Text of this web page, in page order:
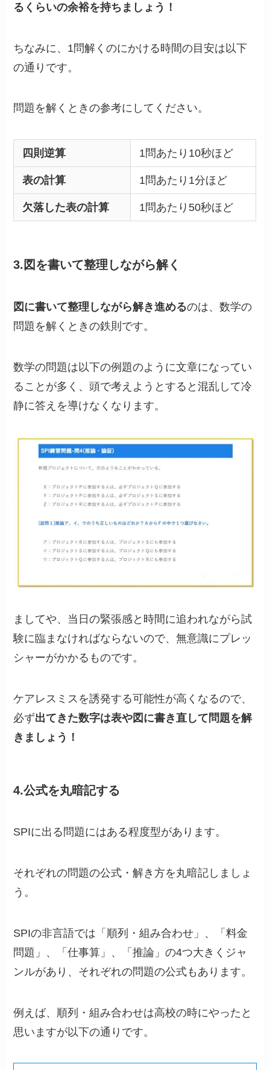
るくらいの余裕を持ちましょう！
ちなみに、1問解くのにかける時間の目安は以下
の通りです。
問題を解くときの参考にしてください。
四則逆算 1問あたり10秒ほど
表の計算 1問あたり1分ほど
欠落した表の計算 1問あたり50秒ほど
3.図を書いて整理しながら解く
図に書いて整理しながら解き進めるのは、数学の
問題を解くときの鉄則です。
数学の問題は以下の例題のように文章になってい
ることが多く、頭で考えようとすると混乱して冷
静に答えを導けなくなります。
ましてや、当日の緊張感と時間に追われながら試
験に臨まなければならないので、無意識にプレッ
シャーがかかるものです。
ケアレスミスを誘発する可能性が高くなるので、
必ず出てきた数字は表や図に書き直して問題を解
きましょう！
4.公式を丸暗記する
SPIに出る問題にはある程度型があります。
それぞれの問題の公式・解き方を丸暗記しましょ
う。
SPIの非言語では「順列・組み合わせ」、「料金
問題」、「仕事算」、「推論」の4つ大きくジャ
ンルがあり、それぞれの問題の公式もあります。
例えば、順列・組み合わせは高校の時にやったと
思いますが以下の通りです。